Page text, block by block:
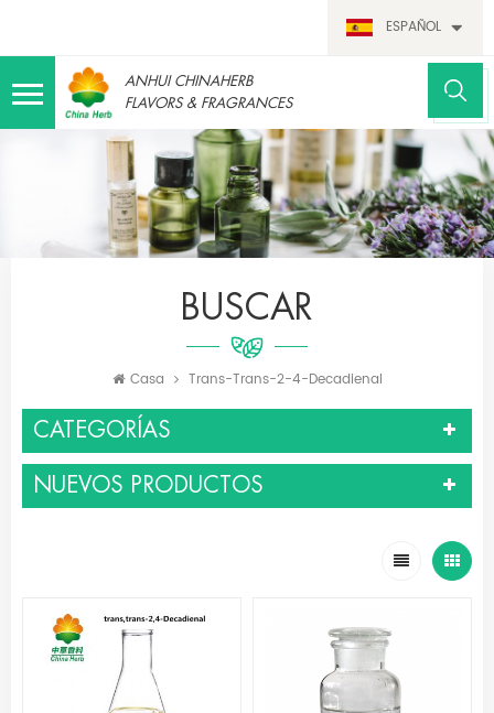
ESPAÑOL
ANHUI CHINAHERB
FLAVORS & FRAGRANCES
BUSCAR
Casa Trans-Trans-2-4-Decadienal
CATEGORÍAS
NUEVOS PRODUCTOS